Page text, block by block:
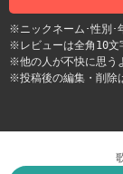
※ニックネーム･性別･
※レビューは全角10文
※他の人が不快に思う
※投稿後の編集・削除